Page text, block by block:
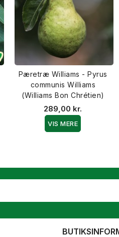
Pæretræ Williams - Pyrus
communis Williams
(Williams Bon Chrétien)
289,00 kr.
VIS MERE